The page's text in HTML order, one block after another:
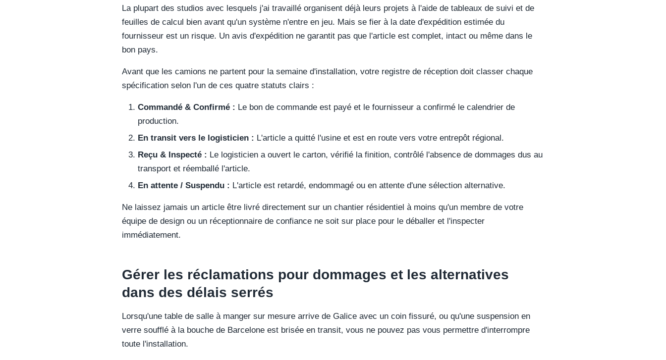
La plupart des studios avec lesquels j'ai travaillé organisent déjà leurs projets à l'aide de tableaux de suivi et de
feuilles de calcul bien avant qu'un système n'entre en jeu. Mais se fier à la date d'expédition estimée du
fournisseur est un risque. Un avis d'expédition ne garantit pas que l'article est complet, intact ou même dans le
bon pays.
Avant que les camions ne partent pour la semaine d'installation, votre registre de réception doit classer chaque
spécification selon l'un de ces quatre statuts clairs :
Commandé & Confirmé : Le bon de commande est payé et le fournisseur a confirmé le calendrier de
production.
En transit vers le logisticien : L'article a quitté l'usine et est en route vers votre entrepôt régional.
Reçu & Inspecté : Le logisticien a ouvert le carton, vérifié la finition, contrôlé l'absence de dommages dus au
transport et réemballé l'article.
En attente / Suspendu : L'article est retardé, endommagé ou en attente d'une sélection alternative.
Ne laissez jamais un article être livré directement sur un chantier résidentiel à moins qu'un membre de votre
équipe de design ou un réceptionnaire de confiance ne soit sur place pour le déballer et l'inspecter
immédiatement.
Gérer les réclamations pour dommages et les alternatives
dans des délais serrés
Lorsqu'une table de salle à manger sur mesure arrive de Galice avec un coin fissuré, ou qu'une suspension en
verre soufflé à la bouche de Barcelone est brisée en transit, vous ne pouvez pas vous permettre d'interrompre
toute l'installation.